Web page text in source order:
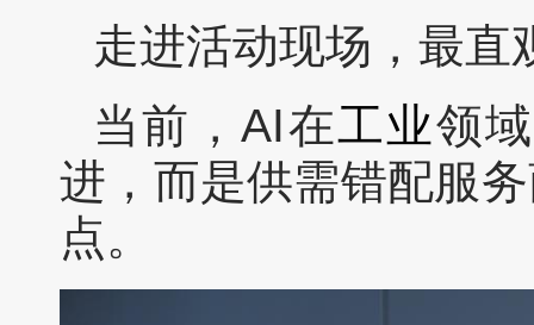
走进活动现场，最直
当前，AI在工业领
进，而是供需错配服
点。